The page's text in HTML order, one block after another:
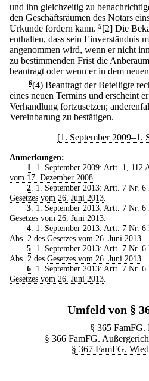
und ihn gleichzeitig zu
den Geschäftsräumen des Notars
Urkunde fordern kann. 5[2] Die
enthalten, dass sein Einverständnis
angenommen wird, wenn er nicht
zu bestimmenden Frist die
beantragt oder wenn er in dem
6(4) Beantragt der Beteiligte
eines neuen Termins und erscheint
Verhandlung fortzusetzen;
Vereinbarung zu bestätigen.
[1. September 2009–1.
Anmerkungen:
1
. 1. September 2009: Artt. 1, 112
vom 17. Dezember 2008
2. 1. September 2013: Artt. 7 Nr. 6
Gesetzes vom 26. Juni 2013
3. 1. September 2013: Artt. 7 Nr. 6
Gesetzes vom 26. Juni 2013
4. 1. September 2013: Artt. 7 Nr. 6
Abs. 2 des Gesetzes vom 26. Juni 2013
5. 1. September 2013: Artt. 7 Nr. 6
Abs. 2 des Gesetzes vom 26. Juni 2013
6. 1. September 2013: Artt. 7 Nr. 6
Gesetzes vom 26. Juni 2013
Umfeld von §
§ 365 FamFG.
§ 366 FamFG.
§ 367 FamFG.